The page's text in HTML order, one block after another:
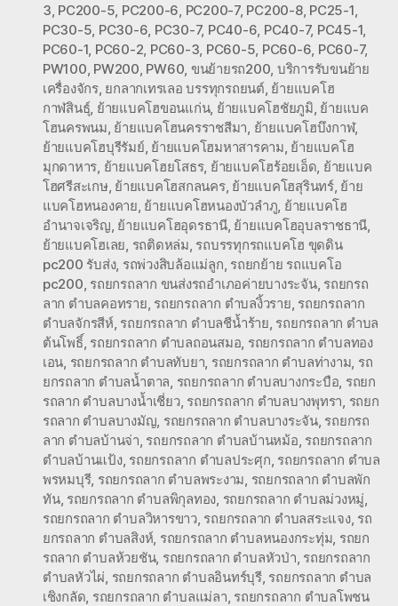
3, PC200-5, PC200-6, PC200-7, PC200-8, PC25-1,
PC30-5, PC30-6, PC30-7, PC40-6, PC40-7, PC45-1,
PC60-1, PC60-2, PC60-3, PC60-5, PC60-6, PC60-7,
PW100, PW200, PW60, ขนย้ายรถ200, บริการรับขนย้าย
เครื่องจักร, ยกลากเทรเลอ บรรทุกรถยนต์, ย้ายแบคโฮ
กาฬสินธุ์, ย้ายแบคโฮขอนแก่น, ย้ายแบคโฮชัยภูมิ, ย้ายแบค
โฮนครพนม, ย้ายแบคโฮนครราชสีมา, ย้ายแบคโฮบึงกาฬ,
ย้ายแบคโฮบุรีรัมย์, ย้ายแบคโฮมหาสารคาม, ย้ายแบคโฮ
มุกดาหาร, ย้ายแบคโฮยโสธร, ย้ายแบคโฮร้อยเอ็ด, ย้ายแบค
โฮศรีสะเกษ, ย้ายแบคโฮสกลนคร, ย้ายแบคโฮสุรินทร์, ย้าย
แบคโฮหนองคาย, ย้ายแบคโฮหนองบัวลำภู, ย้ายแบคโฮ
อำนาจเจริญ, ย้ายแบคโฮอุดรธานี, ย้ายแบคโฮอุบลราชธานี,
ย้ายแบคโฮเลย, รถติดหล่ม, รถบรรทุกรถแบคโฮ ขุดดิน
pc200 รับส่ง, รถพ่วงสิบล้อแม่ลูก, รถยกย้าย รถแบคโอ
pc200, รถยกรถลาก ขนส่งรถอำเภอค่ายบางระจัน, รถยกรถ
ลาก ตำบลคอทราย, รถยกรถลาก ตำบลงิ้วราย, รถยกรถลาก
ตำบลจักรสีห์, รถยกรถลาก ตำบลชีน้ำร้าย, รถยกรถลาก ตำบล
ต้นโพธิ์, รถยกรถลาก ตำบลถอนสมอ, รถยกรถลาก ตำบลทอง
เอน, รถยกรถลาก ตำบลทับยา, รถยกรถลาก ตำบลท่างาม, รถ
ยกรถลาก ตำบลน้ำตาล, รถยกรถลาก ตำบลบางกระบือ, รถยก
รถลาก ตำบลบางน้ำเชี่ยว, รถยกรถลาก ตำบลบางพุทรา, รถยก
รถลาก ตำบลบางมัญ, รถยกรถลาก ตำบลบางระจัน, รถยกรถ
ลาก ตำบลบ้านจ่า, รถยกรถลาก ตำบลบ้านหม้อ, รถยกรถลาก
ตำบลบ้านแป้ง, รถยกรถลาก ตำบลประศุก, รถยกรถลาก ตำบล
พรหมบุรี, รถยกรถลาก ตำบลพระงาม, รถยกรถลาก ตำบลพัก
ทัน, รถยกรถลาก ตำบลพิกุลทอง, รถยกรถลาก ตำบลม่วงหมู่,
รถยกรถลาก ตำบลวิหารขาว, รถยกรถลาก ตำบลสระแจง, รถ
ยกรถลาก ตำบลสิงห์, รถยกรถลาก ตำบลหนองกระทุ่ม, รถยก
รถลาก ตำบลห้วยชัน, รถยกรถลาก ตำบลหัวป่า, รถยกรถลาก
ตำบลหัวไผ่, รถยกรถลาก ตำบลอินทร์บุรี, รถยกรถลาก ตำบล
เชิงกลัด, รถยกรถลาก ตำบลแม่ลา, รถยกรถลาก ตำบลโพชน